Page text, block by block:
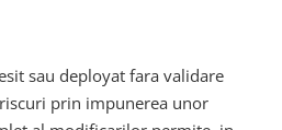
sau deployat fara validare
prin impunerea unor